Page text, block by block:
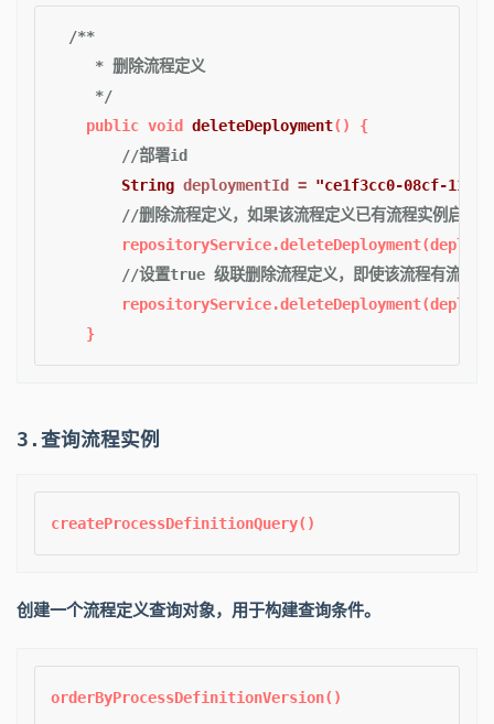
/**
     * 删除流程定义
     */
public void deleteDeployment()
{
//部署id
String deploymentId = "ce1f3cc0-08cf-11ee-
//删除流程定义，如果该流程定义已有流程实例启动
//设置true 级联删除流程定义，即使该流程有流程
3.查询流程实例
创建一个流程定义查询对象，用于构建查询条件。